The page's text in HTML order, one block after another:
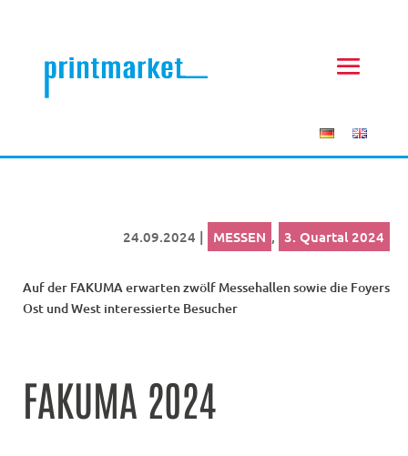
24.09.2024 | MESSEN , 3. Quartal 2024
Auf der FAKUMA erwarten zwölf Messehallen sowie die Foyers
Ost und West interessierte Besucher
FAKUMA 2024